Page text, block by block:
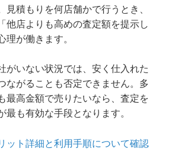
見積もりを何店舗かで行うとき、
他店よりも高めの査定額を提示し
理が働きます。
がいない状況では、安く仕入れた
ながることも否定できません。多
最高金額で売りたいなら、査定を
最も有効な手段となります。
ット詳細と利用手順について確認